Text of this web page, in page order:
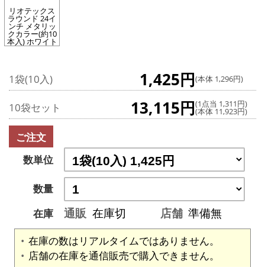
リオテックス
ラウンド 24イ
ンチ メタリッ
クカラー(約10
本入) ホワイト
1袋(10入) 1,425円(本体 1,296円)
10袋セット 13,115円(1点当 1,311円)
(本体 11,923円)
ご注文
数単位
数量
在庫
通販 在庫切 店舗 準備無
在庫の数はリアルタイムではありません。
店舗の在庫を通信販売で購入できません。